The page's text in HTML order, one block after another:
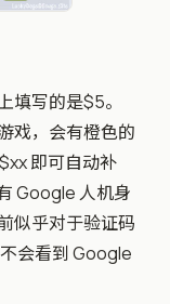
填写的是$5。
戏，会有橙色的
即可自动补
Google 人机身
似乎对于验证码
会看到 Google